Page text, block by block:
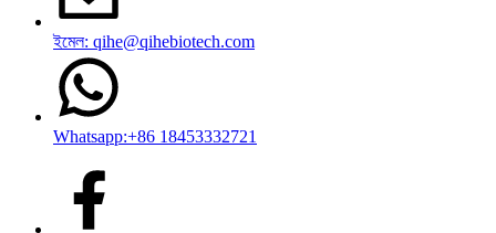
ইমেল: qihe@qihebiotech.com
Whatsapp:+86 18453332721